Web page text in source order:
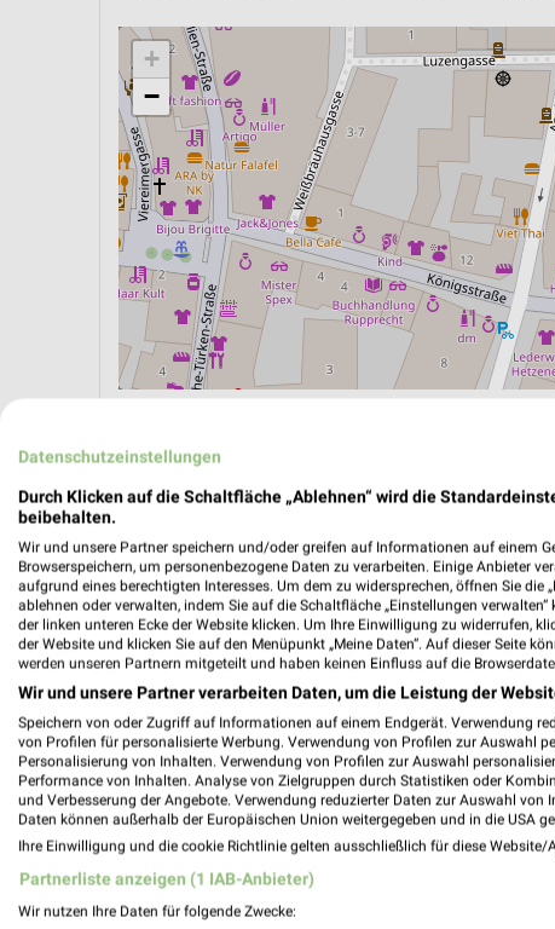
+
−
Datenschutzeinstellungen
Durch Klicken auf die Schaltfläche „Ablehnen“ wird die
beibehalten.
Wir und unsere Partner speichern und/oder greifen auf Informationen auf einem
Browserspeichern, um personenbezogene Daten zu verarbeiten. Einige Anbieter
aufgrund eines berechtigten Interesses. Um dem zu widersprechen, öffnen Sie die
ablehnen oder verwalten, indem Sie auf die Schaltfläche „Einstellungen
der linken unteren Ecke der Website klicken. Um Ihre Einwilligung zu widerrufen,
der Website und klicken Sie auf den Menüpunkt „Meine Daten“. Auf dieser Seite
werden unseren Partnern mitgeteilt und haben keinen Einfluss auf die
Wir und unsere Partner verarbeiten Daten, um die Leistung der
Speichern von oder Zugriff auf Informationen auf einem Endgerät. Verwendung
von Profilen für personalisierte Werbung. Verwendung von Profilen zur Auswahl
Personalisierung von Inhalten. Verwendung von Profilen zur Auswahl
Performance von Inhalten. Analyse von Zielgruppen durch Statistiken oder
und Verbesserung der Angebote. Verwendung reduzierter Daten zur Auswahl von
Daten können außerhalb der Europäischen Union weitergegeben und in die USA
Ihre Einwilligung und die cookie Richtlinie gelten ausschließlich für diese Website/
Partnerliste anzeigen (1 IAB-Anbieter)
Wir nutzen Ihre Daten für folgende Zwecke: